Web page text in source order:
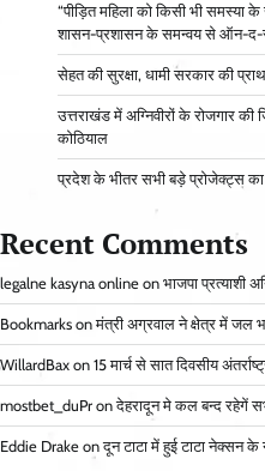
“पीड़ित महिला को किसी भी
शासन-प्रशासन के समन्वय से ऑन-द-
सेहत की सुरक्षा, धामी सरकार की
उत्तराखंड में अग्निवीरों के रोजगार की
कोठियाल
प्रदेश के भीतर सभी बड़े प्रोजेक्ट्स का
Recent Comments
legalne kasyna online on भाजपा प्रत्याशी
Bookmarks onमंत्री अग्रवाल ने क्षेत्र में जल
WillardBax on 15 मार्च से सात दिवसीय
mostbet_duPr onदेहरादून मे कल बन्द रहेगें
Eddie Drake onदून टाटा में हुई टाटा नेक्सन